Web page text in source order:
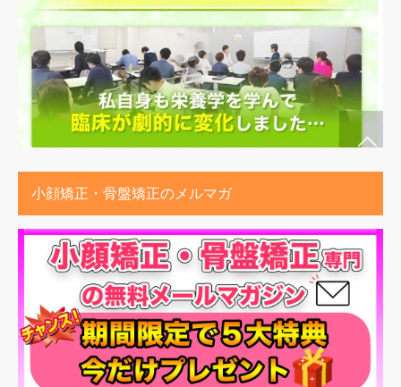
小顔矯正・骨盤矯正のメルマガ